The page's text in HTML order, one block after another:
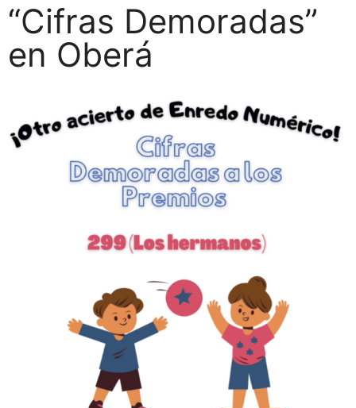
“Cifras Demoradas”
en Oberá